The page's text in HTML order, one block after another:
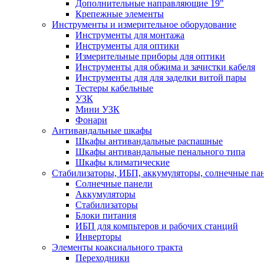
Дополнительные направляющие 19"
Крепежные элементы
Инструменты и измерительное оборудование
Инструменты для монтажа
Инструменты для оптики
Измерительные приборы для оптики
Инструменты для обжима и зачистки кабеля
Инструменты для для заделки витой пары
Тестеры кабельные
УЗК
Мини УЗК
Фонари
Антивандальные шкафы
Шкафы антивандальные распашные
Шкафы антивандальные пенального типа
Шкафы климатические
Стабилизаторы, ИБП, аккумуляторы, солнечные
Солнечные панели
Аккумуляторы
Стабилизаторы
Блоки питания
ИБП для компьтеров и рабочих станций
Инверторы
Элементы коаксиального тракта
Переходники